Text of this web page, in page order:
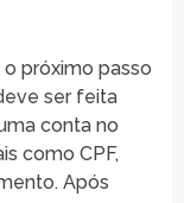
próximo passo
ser feita
conta no
como CPF,
Após